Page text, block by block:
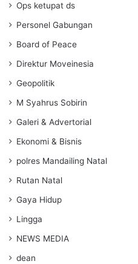
Ops ketupat ds
Personel Gabungan
Board of Peace
Direktur Moveinesia
Geopolitik
M Syahrus Sobirin
Galeri & Advertorial
Ekonomi & Bisnis
polres Mandailing Natal
Rutan Natal
Gaya Hidup
Lingga
NEWS MEDIA
dean